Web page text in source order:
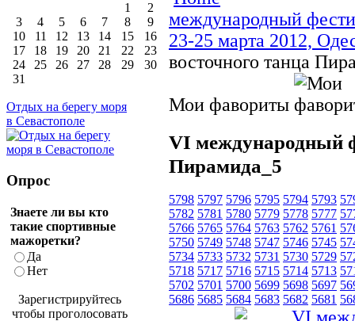
международный
23-25 марта 2012,
восточного танца
Мои фавориты
VI международный
Пирамида_5
5798 5797 5796 5795 5794 5793
5782 5781 5780 5779 5778 5777
5766 5765 5764 5763 5762 5761
5750 5749 5748 5747 5746 5745
5734 5733 5732 5731 5730 5729
5718 5717 5716 5715 5714 5713
5702 5701 5700 5699 5698 5697
5686 5685 5684 5683 5682 5681
1
2
3
4 5 6 7 8
9
10
11 12 13 14 15
16
17
18 19 20 21 22
23
24
25 26 27 28 29
30
31
Отдых на берегу моря
в Севастополе
Опрос
Знаете ли вы кто
такие спортивные
мажоретки?
Да
Нет
Зарегистрируйтесь
чтобы проголосовать